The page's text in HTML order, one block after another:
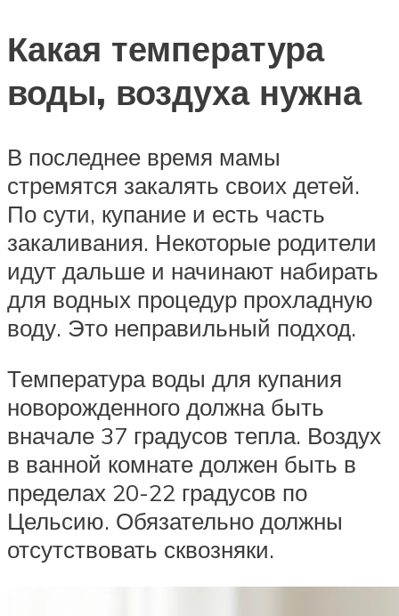
Какая температура
воды, воздуха нужна
В последнее время мамы
стремятся закалять своих детей.
По сути, купание и есть часть
закаливания. Некоторые родители
идут дальше и начинают набирать
для водных процедур прохладную
воду. Это неправильный подход.
Температура воды для купания
новорожденного должна быть
вначале 37 градусов тепла. Воздух
в ванной комнате должен быть в
пределах 20-22 градусов по
Цельсию. Обязательно должны
отсутствовать сквозняки.